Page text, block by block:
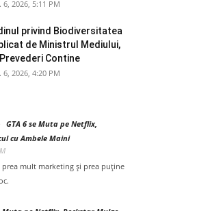
6, 2026, 5:11 PM
privind Biodiversitatea
de Ministrul Mediului,
Contine
6, 2026, 4:20 PM
GTA 6 se Muta pe Netflix,
cu Ambele Maini
prea mult marketing și prea puține